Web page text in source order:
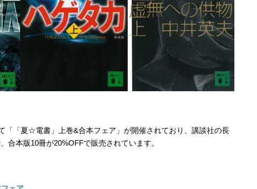
「「夏☆電書」上巻&合本フェア」が開催されており、講談社の長
合本版10冊が20%OFFで販売されています。